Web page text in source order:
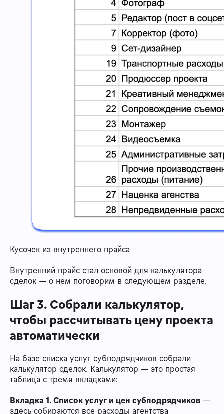
Кусочек из внутреннего прайса
Внутренний прайс стал основой для калькулятора
сделок — о нем поговорим в следующем разделе.
Шаг 3. Собрали калькулятор,
чтобы рассчитывать цену проекта
автоматически
На базе списка услуг субподрядчиков собрали
калькулятор сделок. Калькулятор — это простая
таблица с тремя вкладками:
Вкладка 1. Список услуг и цен субподрядчиков —
здесь собираются все расходы агентства